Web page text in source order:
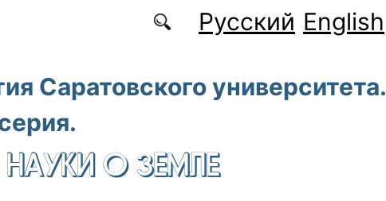
Русский English
Саратовского университета.
НАУКИ О ЗЕМЛЕ